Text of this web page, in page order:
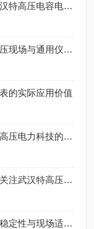
全自动电容电感测试仪选哪家：看武汉特高压电容电感测试仪如何赢得用户认可
交直流分压器选哪家需考量其连接高压现场与通用仪表的“桥梁”性能与可靠性
的实际应用价值
防雷元件测试仪选哪家？解析武汉特高压电力科技的市场口碑
氧化锌避雷器测试仪选购要点解读：关注武汉特高压电力科技
介质损耗测试仪什么品牌好：精度、稳定性与现场适应性的综合考量